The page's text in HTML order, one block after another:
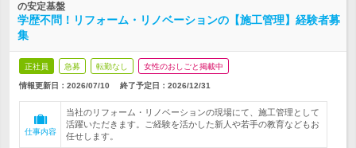
の安定基盤
学歴不問！リフォーム・リノベーションの【施工管理】経験者募
集
正社員 急募 転勤なし 女性のおしごと掲載中
情報更新日：2026/07/10 終了予定日： 2026/12/31
仕事内容
当社のリフォーム・リノベーションの現場にて、施工管理として
活躍いただきます。ご経験を活かした新人や若手の教育などもお
任せします。